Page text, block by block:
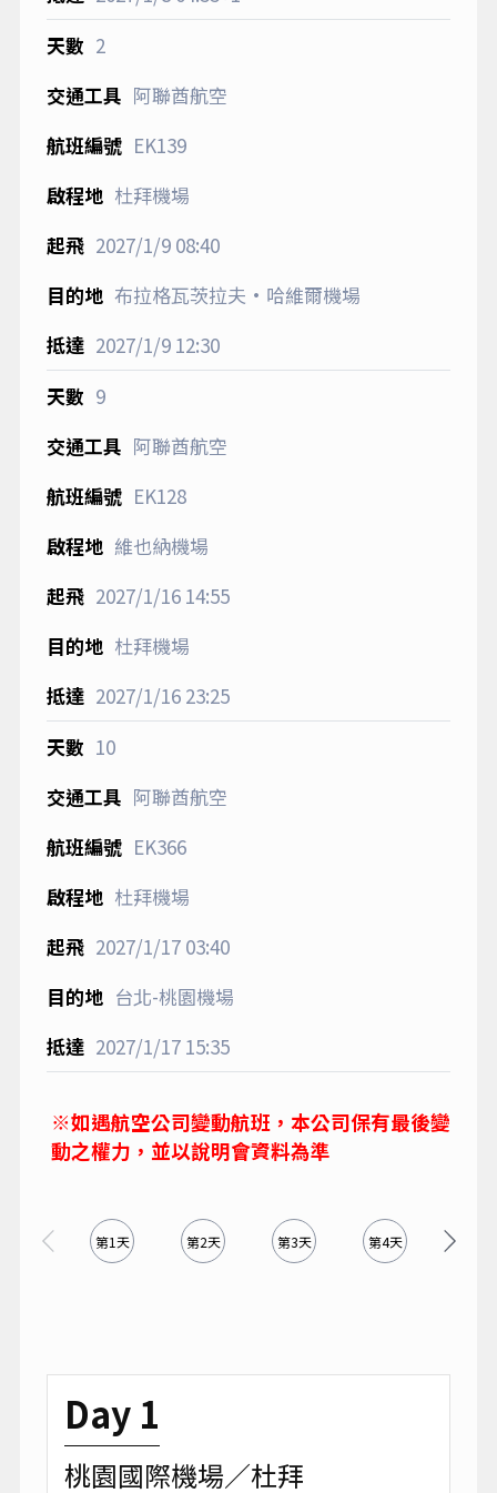
2
阿聯酋航空
EK139
杜拜機場
2027/1/908:40
布拉格瓦茨拉夫·哈維爾機場
2027/1/912:30
9
阿聯酋航空
EK128
維也納機場
2027/1/1614:55
杜拜機場
2027/1/1623:25
10
阿聯酋航空
EK366
杜拜機場
2027/1/1703:40
台北-桃園機場
2027/1/1715:35
※如遇航空公司變動航班，本公司保有最後變
動之權力，並以說明會資料為準
第1天 第2天 第3天 第4天
Day 1
桃園國際機場／杜拜